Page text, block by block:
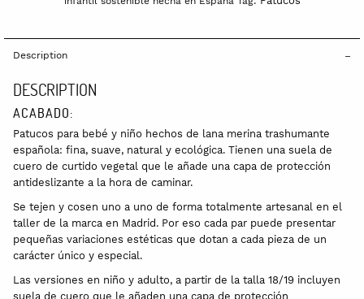
Description
DESCRIPTION
ACABADO:
Patucos para bebé y niño hechos de lana merina trashumante
española: fina, suave, natural y ecológica. Tienen una suela de
cuero de curtido vegetal que le añade una capa de protección
antideslizante a la hora de caminar.
Se tejen y cosen uno a uno de forma totalmente artesanal en el
taller de la marca en Madrid. Por eso cada par puede presentar
pequeñas variaciones estéticas que dotan a cada pieza de un
carácter único y especial.
Las versiones en niño y adulto, a partir de la talla 18/19 incluyen
suela de cuero que le añaden una capa de protección